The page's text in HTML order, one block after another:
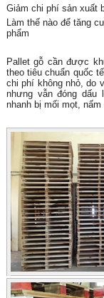
Giảm chi phí sản xuất
Làm thế nào để tăng
phẩm
Pallet gỗ cần được
theo tiêu chuẩn quốc
chi phí không nhỏ, do
nhưng vẫn đóng
nhanh bị mối mọt, nấm